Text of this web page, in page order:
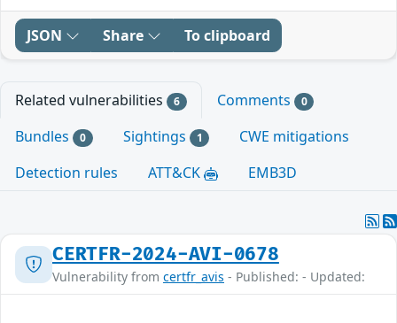
JSON Share To clipboard
Related vulnerabilities 6 Comments 0
Bundles 0 Sightings 1
CWE mitigations
Detection rules
ATT&CK EMB3D
CERTFR-2024-AVI-0678
Vulnerability from certfr_avis - Published: - Updated: